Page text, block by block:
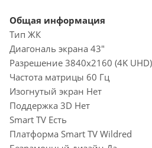
Общая информация
Тип ЖК
Диагональ экрана 43"
Разрешение 3840x2160 (4K UHD)
Частота матрицы 60 Гц
Изогнутый экран Нет
Поддержка 3D Нет
Smart TV Есть
Платформа Smart TV Wildred